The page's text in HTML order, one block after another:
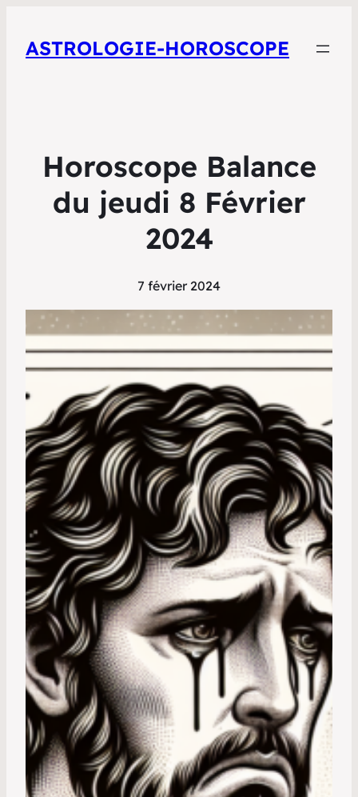
ASTROLOGIE-HOROSCOPE
Horoscope Balance
du jeudi 8 Février
2024
7 février 2024